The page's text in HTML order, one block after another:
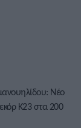
Νέο
Κ23 στα 200